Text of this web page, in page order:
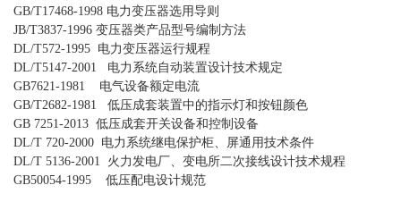
GB/T17468-1998 电力变压器选用导则
JB/T3837-1996 变压器类产品型号编制方法
DL/T572-1995 电力变压器运行规程
DL/T5147-2001 电力系统自动装置设计技术规定
GB7621-1981 电气设备额定电流
GB/T2682-1981 低压成套装置中的指示灯和按钮颜色
GB 7251-2013 低压成套开关设备和控制设备
DL/T 720-2000 电力系统继电保护柜、屏通用技术条件
DL/T 5136-2001 火力发电厂、变电所二次接线设计技术规程
GB50054-1995 低压配电设计规范